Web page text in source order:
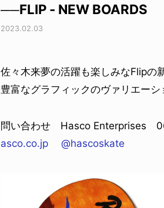
──FLIP - NEW BOARDS
2023.02.03
佐々木来夢の活躍も楽しみなFlipの
豊富なグラフィックのヴァリエーシ
問い合わせ Hasco Enterprises
asco.co.jp
@hascoskate